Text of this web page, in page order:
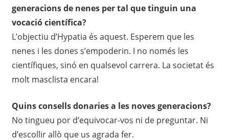
generacions de nenes per tal que tinguin una
vocació científica?
L’objectiu d’Hypatia és aquest. Esperem que les
nenes i les dones s’empoderin. I no només les
científiques, sinó en qualsevol carrera. La societat és
molt masclista encara!
Quins consells donaries a les noves generacions?
No tingueu por d’equivocar-vos ni de preguntar. Ni
d’escollir allò que us agrada fer.